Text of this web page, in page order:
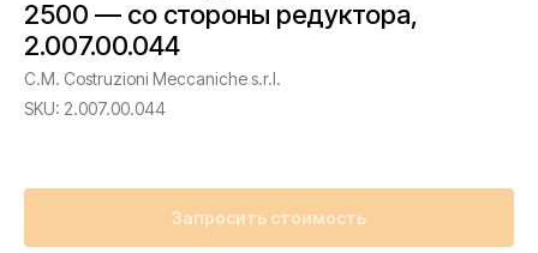
2500 — со стороны редуктора,
2.007.00.044
C.M. Costruzioni Meccaniche s.r.l.
SKU: 2.007.00.044
Запросить стоимость